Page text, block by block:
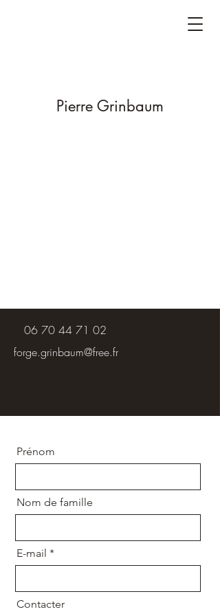
Pierre Grinbaum
06 70 44 71 02
forge.grinbaum@free.fr
Prénom
Nom de famille
E-mail
Contacter